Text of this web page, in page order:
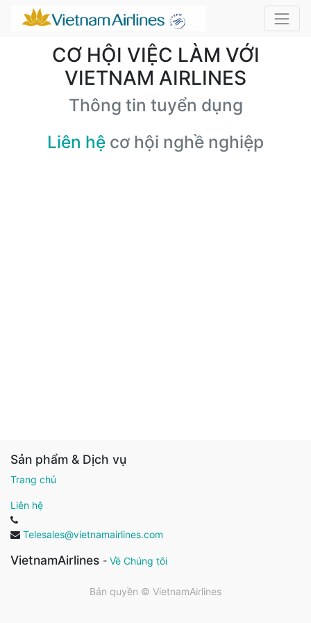
CƠ HỘI VIỆC LÀM VỚI
VIETNAM AIRLINES
Thông tin tuyển dụng
Liên hệ cơ hội nghề nghiệp
Sản phẩm & Dịch vụ
Trang chủ
Liên hệ
Telesales@vietnamairlines.com
VietnamAirlines - Về Chúng tôi
Bản quyền © VietnamAirlines